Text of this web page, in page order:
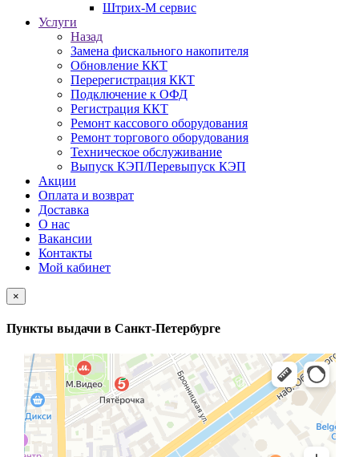
Штрих-М сервис
Услуги
Назад
Замена фискального накопителя
Обновление ККТ
Перерегистрация ККТ
Подключение к ОФД
Регистрация ККТ
Ремонт кассового оборудования
Ремонт торгового оборудования
Техническое обслуживание
Выпуск КЭП/Перевыпуск КЭП
Акции
Оплата и возврат
Доставка
О нас
Вакансии
Контакты
Мой кабинет
×
Пункты выдачи в Санкт-Петербурге